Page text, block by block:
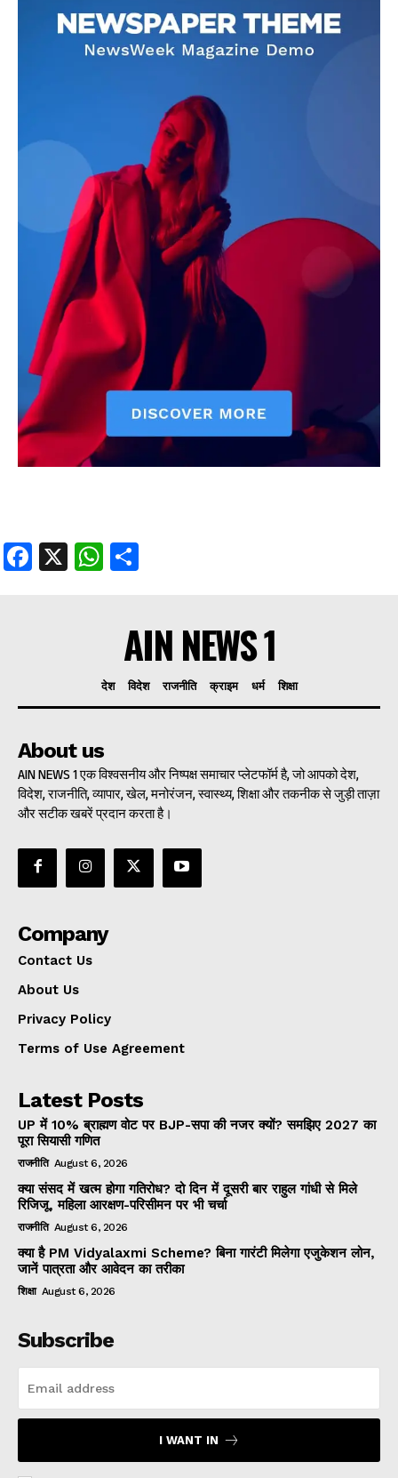
AIN NEWS 1
Contact Us
Privacy Policy
Terms of Use Agreement
Facebook
X WhatsApp
Share
Facebook
X WhatsApp
AIN NEWS 1
देश विदेश राजनीति क्राइम धर्म शिक्षा
About us
AIN NEWS 1 एक विश्वसनीय और निष्पक्ष समाचार प्लेटफॉर्म है, जो आपको देश,
विदेश, राजनीति, व्यापार, खेल, मनोरंजन, स्वास्थ्य, शिक्षा और तकनीक से जुड़ी ताज़ा
और सटीक खबरें प्रदान करता है।
Company
Contact Us
About Us
Privacy Policy
Terms of Use Agreement
Latest Posts
UP में 10% ब्राह्मण वोट पर BJP-सपा की नजर क्यों? समझिए 2027 का
पूरा सियासी गणित
राजनीति August 6, 2026
क्या संसद में खत्म होगा गतिरोध? दो दिन में दूसरी बार राहुल गांधी से मिले
रिजिजू, महिला आरक्षण-परिसीमन पर भी चर्चा
राजनीति August 6, 2026
क्या है PM Vidyalaxmi Scheme? बिना गारंटी मिलेगा एजुकेशन लोन,
जानें पात्रता और आवेदन का तरीका
शिक्षा August 6, 2026
Subscribe
I WANT IN